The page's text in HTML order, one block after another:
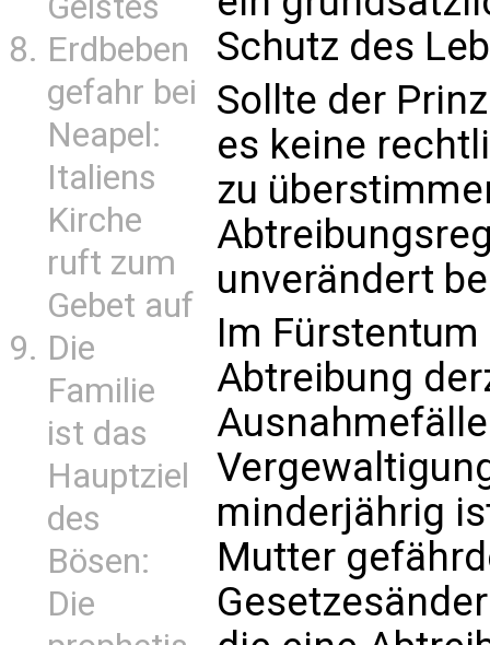
Erdbeben
gefahr bei
Neapel:
Italiens
Kirche
ruft zum
Gebet auf
Die
Familie
ist das
Hauptziel
des
Bösen:
Die
Schutz des
Sollte der
es keine
zu
unverändert
Im
Abtreibung
minderjährig
Mutter